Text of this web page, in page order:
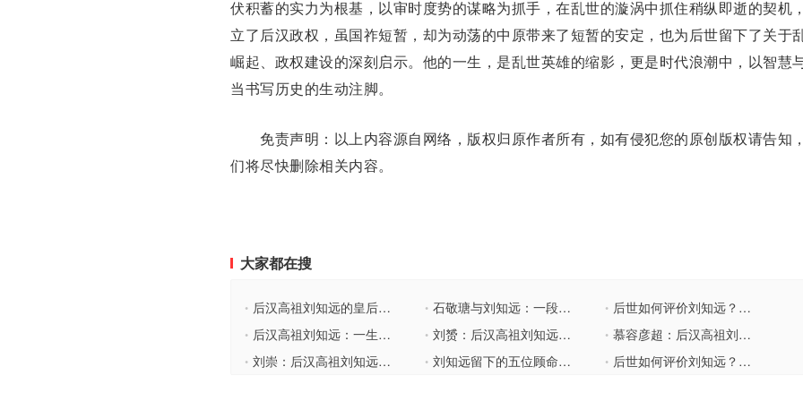
伏积蓄的实力为根基，以审时度势的谋略为抓手，在乱世的漩涡中抓住稍纵即逝的契机
立了后汉政权，虽国祚短暂，却为动荡的中原带来了短暂的安定，也为后世留下了关于
崛起、政权建设的深刻启示。他的一生，是乱世英雄的缩影，更是时代浪潮中，以智慧
当书写历史的生动注脚。
免责声明：以上内容源自网络，版权归原作者所有，如有侵犯您的原创版权请告知
们将尽快删除相关内容。
大家都在搜
• 后汉高祖刘知远的皇后：垂帘听政一月被迫交权 • 石敬瑭与刘知远：一段复杂的历史关系 • 后世如何评价刘知远？揭秘他的轶事典故
• 后汉高祖刘知远：一生坎坷，开国皇帝的传奇人生 • 刘赟：后汉高祖刘知远的养子，未即位就被废黜后毒死 • 慕容彦超：后汉高祖刘知远同母异父弟，他是如何作死的？
• 刘崇：后汉高祖刘知远之弟，在太原称帝建立北汉 • 刘知远留下的五位顾命大臣，结局分别如何？ • 后世如何评价刘知远？他有哪些轶事典故？